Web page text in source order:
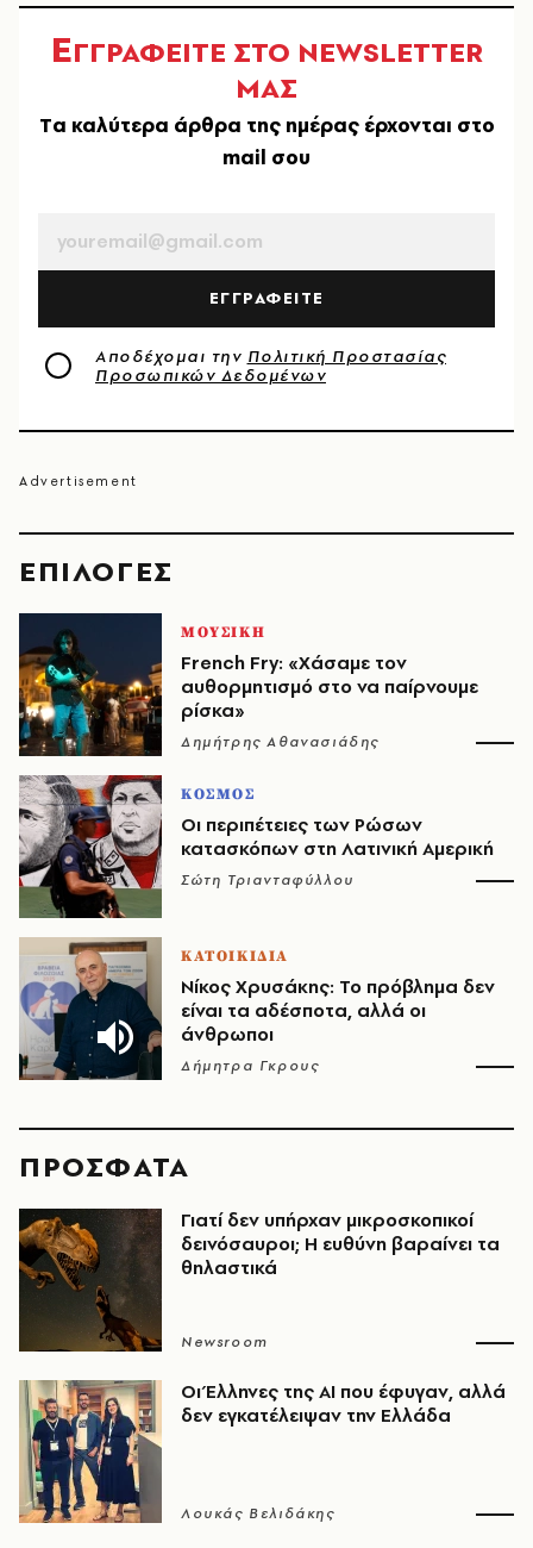
EΠΙΛΟΓΈΣ
ΜΟΥΣΙΚΗ
French Fry: «Χάσαμε τον
αυθορμητισμό στο να παίρνουμε
ρίσκα»
Δημήτρης Αθανασιάδης
ΚΟΣΜΟΣ
Οι περιπέτειες των Ρώσων
κατασκόπων στη Λατινική Αμερική
Σώτη Τριανταφύλλου
ΚΑΤΟΙΚΙΔΙΑ
Νίκος Χρυσάκης: Το πρόβλημα δεν
είναι τα αδέσποτα, αλλά οι
άνθρωποι
Δήμητρα Γκρους
ΕΓΓΡΑΦΕΙΤΕ ΣΤΟ NEWSLETTER
ΜΑΣ
Tα καλύτερα άρθρα της ημέρας έρχονται στο
mail σου
ΕΓΓΡΑΦΕΙΤΕ
Αποδέχομαι την Πολιτική Προστασίας
Προσωπικών Δεδομένων
ΠΡΟΣΦΑΤΑ
Γιατί δεν υπήρχαν μικροσκοπικοί
δεινόσαυροι; Η ευθύνη βαραίνει τα
θηλαστικά
Newsroom
Οι Έλληνες της ΑΙ που έφυγαν, αλλά
δεν εγκατέλειψαν την Ελλάδα
Λουκάς Βελιδάκης